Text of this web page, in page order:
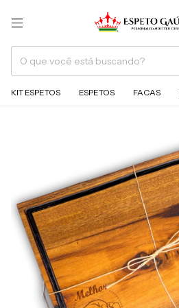
KIT ESPETOS ESPETOS FACAS